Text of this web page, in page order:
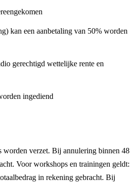
kan een aanbetaling van 50% worden
gerechtigd wettelijke rente en
ingediend
worden verzet. Bij annulering binnen 48
Voor workshops en trainingen geldt:
in rekening gebracht. Bij